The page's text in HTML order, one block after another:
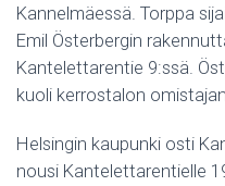
Kannelmäessä. Torppa
Emil Österbergin
Kantelettarentie 9:ssä.
kuoli kerrostalon
Helsingin kaupunki osti
nousi Kantelettarentielle